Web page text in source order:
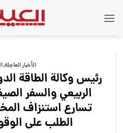
الأخبار العاجلة,
رئيس وكالة الطاقة
الربيعي والسفر
تسارع استنزاف
الطلب على